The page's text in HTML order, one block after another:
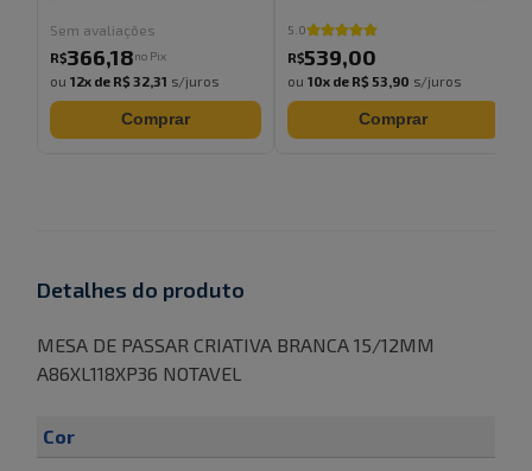
Sem avaliações
R$366,18no Pix
ou 12x de R$ 32,31 s/juros
Comprar
5.0
R$539,00
ou 10x de R$ 53,90 s/juros
Comprar
Detalhes do produto
MESA DE PASSAR CRIATIVA BRANCA 15/12MM
A86XL118XP36 NOTAVEL
Cor